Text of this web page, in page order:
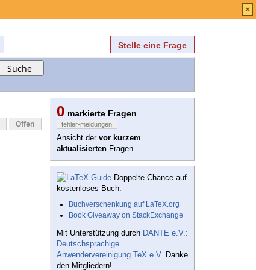
Stelle eine Frage
Offen
0 markierte Fragen
fehler-meldungen
Ansicht der vor kurzem
aktualisierten Fragen
Doppelte Chance auf
kostenloses Buch:
Buchverschenkung auf LaTeX.org
Book Giveaway on StackExchange
Mit Unterstützung durch DANTE e.V.:
Deutschsprachige
Anwendervereinigung TeX e.V. Danke
den Mitgliedern!
×